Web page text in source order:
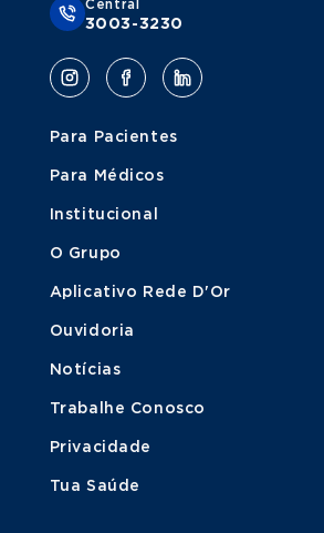
Central
3003-3230
Para Pacientes
Para Médicos
Institucional
O Grupo
Aplicativo Rede D'Or
Ouvidoria
Notícias
Trabalhe Conosco
Privacidade
Tua Saúde